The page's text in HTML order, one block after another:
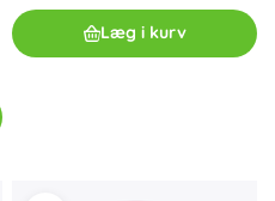
Læg i kurv